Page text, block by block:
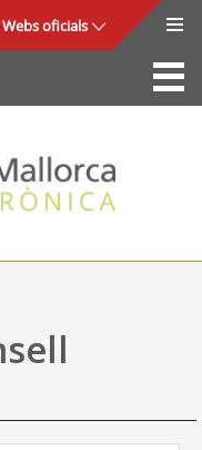
Webs oficials
La Seu
Consell de Mallorca
Accés i seguretat
Utilitats
Ajuda